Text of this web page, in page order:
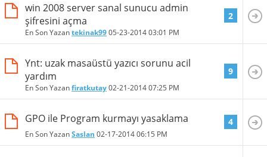
win 2008 server sanal sunucu admin
şifresini açma
En Son Yazantekinak9905-23-201403:01 PM
2
Ynt: uzak masaüstü yazıcı sorunu acil
yardım
En Son Yazanfiratkutay02-21-201407:25 PM
9
GPO ile Program kurmayı yasaklama
En Son YazanSaslan 02-17-201406:15 PM
4